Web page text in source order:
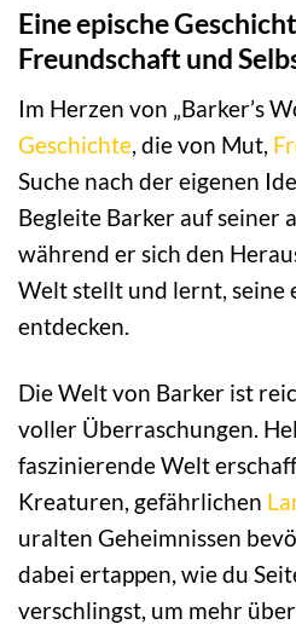
Eine epische
Freundschaft und
Im Herzen von „Barker’s
Geschichte, die von Mut,
Suche nach der eigenen
Begleite Barker auf seiner
während er sich den
Welt stellt und lernt, seine
entdecken.
Die Welt von Barker ist
voller Überraschungen.
faszinierende Welt
Kreaturen, gefährlichen
uralten Geheimnissen
dabei ertappen, wie du
verschlingst, um mehr